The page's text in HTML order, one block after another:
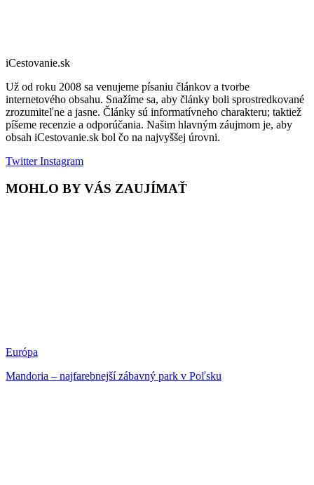
iCestovanie.sk
Už od roku 2008 sa venujeme písaniu článkov a tvorbe
internetového obsahu. Snažíme sa, aby články boli sprostredkované
zrozumiteľne a jasne. Články sú informatívneho charakteru; taktiež
píšeme recenzie a odporúčania. Našim hlavným záujmom je, aby
obsah iCestovanie.sk bol čo na najvyššej úrovni.
TwitterInstagram
MOHLO BY VÁS ZAUJÍMAŤ
Európa
Mandoria – najfarebnejší zábavný park v Poľsku